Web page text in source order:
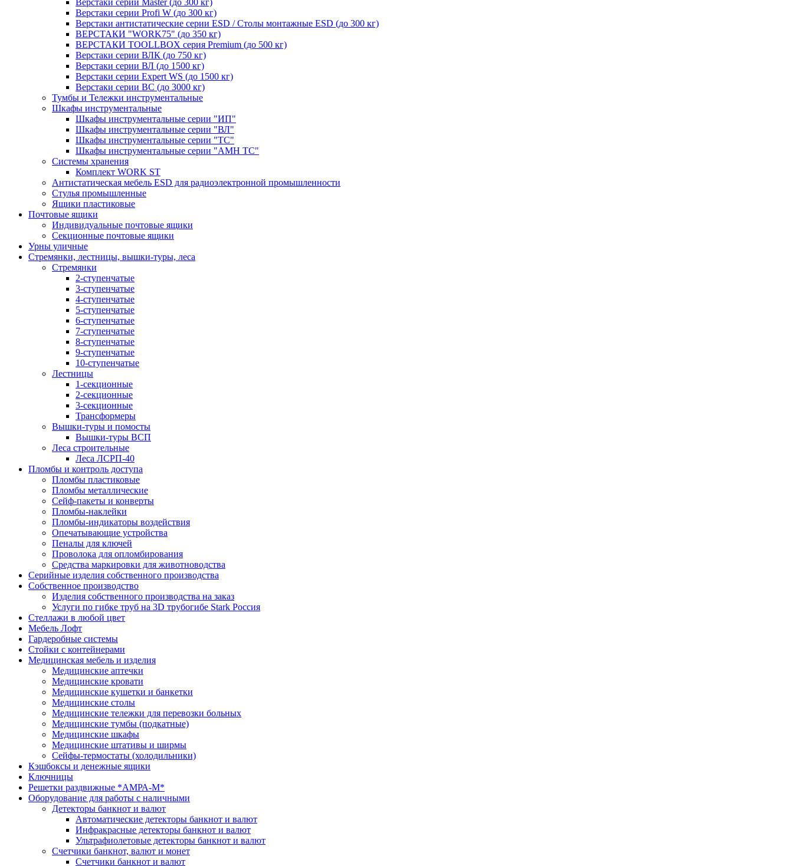
Верстаки серии Master (до 300 кг)
Верстаки серии Profi W (до 300 кг)
Верстаки антистатические серии ESD / Столы монтажные ESD (до 300 кг)
ВЕРСТАКИ "WORK75" (до 350 кг)
ВЕРСТАКИ TOOLLBOX серия Premium (до 500 кг)
Верстаки серии ВЛК (до 750 кг)
Верстаки серии ВЛ (до 1500 кг)
Верстаки серии Expert WS (до 1500 кг)
Верстаки серии ВС (до 3000 кг)
Тумбы и Тележки инструментальные
Шкафы инструментальные
Шкафы инструментальные серии "ИП"
Шкафы инструментальные серии "ВЛ"
Шкафы инструментальные серии "ТС"
Шкафы инструментальные серии "AMH TC"
Системы хранения
Комплект WORK ST
Антистатическая мебель ESD для радиоэлектронной промышленности
Стулья промышленные
Ящики пластиковые
Почтовые ящики
Индивидуальные почтовые ящики
Секционные почтовые ящики
Урны уличные
Стремянки, лестницы, вышки-туры, леса
Стремянки
2-ступенчатые
3-ступенчатые
4-ступенчатые
5-ступенчатые
6-ступенчатые
7-ступенчатые
8-ступенчатые
9-ступенчатые
10-ступенчатые
Лестницы
1-секционные
2-секционные
3-секционные
Трансформеры
Вышки-туры и помосты
Вышки-туры ВСП
Леса строительные
Леса ЛСРП-40
Пломбы и контроль доступа
Пломбы пластиковые
Пломбы металлические
Сейф-пакеты и конверты
Пломбы-наклейки
Пломбы-индикаторы воздействия
Опечатывающие устройства
Пеналы для ключей
Проволока для опломбирования
Средства маркировки для животноводства
Серийные изделия собственного производства
Собственное производство
Изделия собственного производства на заказ
Услуги по гибке труб на 3D трубогибе Stark Россия
Стеллажи в любой цвет
Мебель Лофт
Гардеробные системы
Стойки с контейнерами
Медицинская мебель и изделия
Медицинские аптечки
Медицинские кровати
Медицинские кушетки и банкетки
Медицинские столы
Медицинские тележки для перевозки больных
Медицинские тумбы (подкатные)
Медицинские шкафы
Медицинские штативы и ширмы
Сейфы-термостаты (холодильники)
Кэшбоксы и денежные ящики
Ключницы
Решетки раздвижные *АМРА-М*
Оборудование для работы с наличными
Детекторы банкнот и валют
Автоматические детекторы банкнот и валют
Инфракрасные детекторы банкнот и валют
Ультрафиолетовые детекторы банкнот и валют
Счетчики банкнот, валют и монет
Счетчики банкнот и валют